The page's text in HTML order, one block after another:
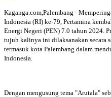
Kaganga.com,Palembang -
Indonesia (RI) ke-79, Pertamina
Energi Negeri (PEN) 7.0 tahun 2024.
tujuh kalinya ini dilaksanakan secara
termasuk kota Palembang dalam
Indonesia.
Dengan mengusung tema "Arutala"